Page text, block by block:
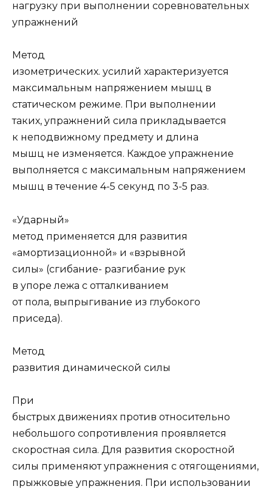
нагрузку при выполнении соревновательных
упражнений
Метод
изометрических. усилий характеризуется
максимальным напряжением мышц в
статическом режиме. При выполнении
таких, упражнений сила прикладывается
к неподвижному предмету и длина
мышц не изменяется. Каждое упражнение
выполняется с максимальным напряжением
мышц в течение 4-5 секунд по 3-5 раз.
«Ударный»
метод применяется для развития
«амортизационной» и «взрывной
силы» (сгибание- разгибание рук
в упоре лежа с отталкиванием
от пола, выпрыгивание из глубокого
приседа).
Метод
развития динамической силы
При
быстрых движениях против относительно
небольшого сопротивления проявляется
скоростная сила. Для развития скоростной
силы применяют упражнения с отягощениями,
прыжковые упражнения. При использовании